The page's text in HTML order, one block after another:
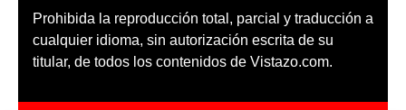
Prohibida la reproducción total, parcial y traducción a
cualquier idioma, sin autorización escrita de su
titular, de todos los contenidos de Vistazo.com.